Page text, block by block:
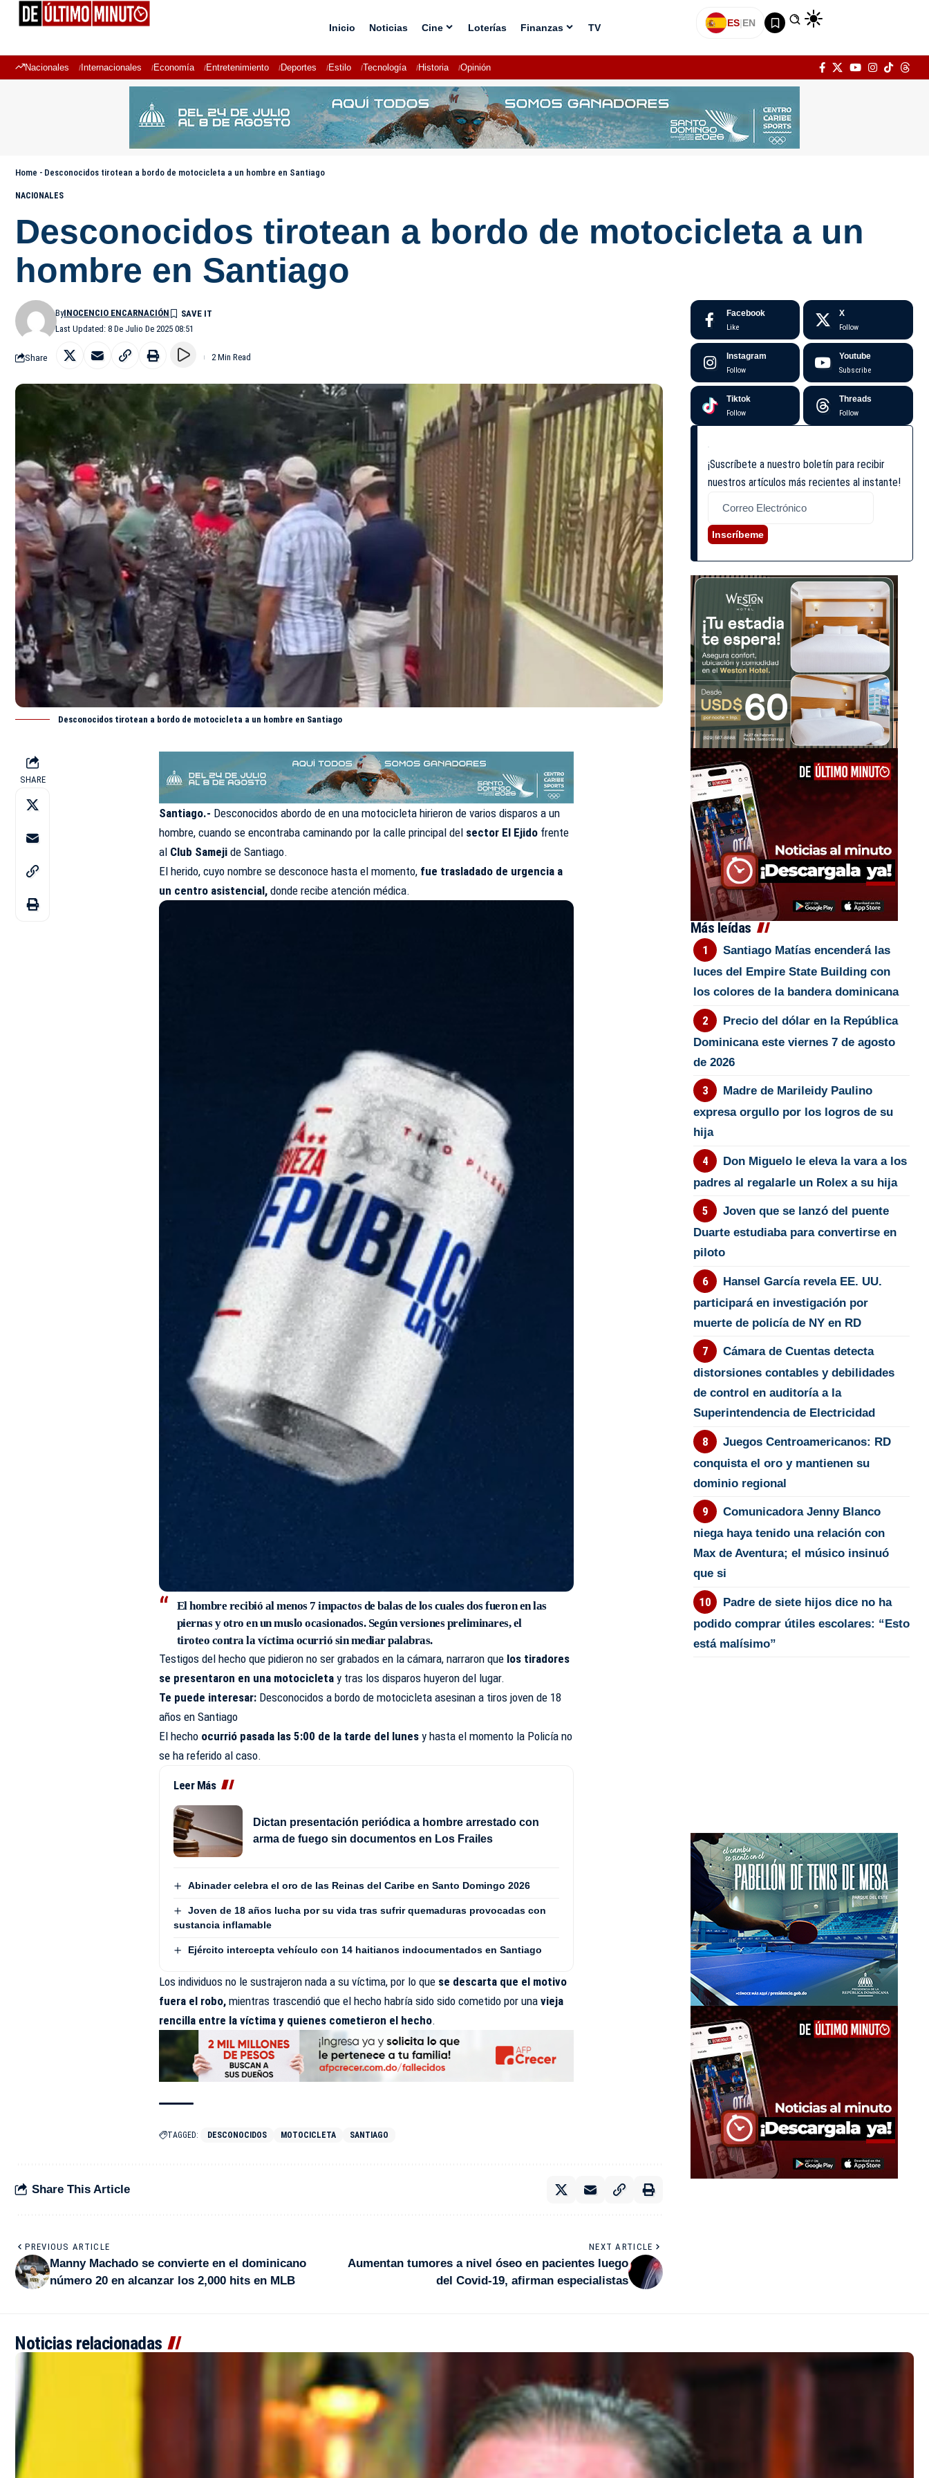
Inicio Noticias Cine Loterías Finanzas TV ES|EN
Nacionales Internacionales Economía Entretenimiento Deportes Estilo Tecnología Historia Opinión
Home - Desconocidos tirotean a bordo de motocicleta a un hombre en Santiago
NACIONALES
Desconocidos tirotean a bordo de motocicleta a un
hombre en Santiago
Last Updated: 8 De Julio De 2025 08:51
ByINOCENCIO ENCARNACIÓN
Share 2 Min Read
Desconocidos tirotean a bordo de motocicleta a un hombre en Santiago
SHARE
Santiago.- Desconocidos abordo de en una motocicleta hirieron de varios disparos a un
hombre, cuando se encontraba caminando por la calle principal del sector El Ejido frente
al Club Sameji de Santiago.
El herido, cuyo nombre se desconoce hasta el momento, fue trasladado de urgencia a
un centro asistencial, donde recibe atención médica.
El hombre recibió al menos 7 impactos de balas de los cuales dos fueron en las
piernas y otro en un muslo ocasionados. Según versiones preliminares, el
tiroteo contra la víctima ocurrió sin mediar palabras.
Testigos del hecho que pidieron no ser grabados en la cámara, narraron que los tiradores
se presentaron en una motocicleta y tras los disparos huyeron del lugar.
Te puede interesar: Desconocidos a bordo de motocicleta asesinan a tiros joven de 18
años en Santiago
El hecho ocurrió pasada las 5:00 de la tarde del lunes y hasta el momento la Policía no
se ha referido al caso.
Leer Más
Dictan presentación periódica a hombre arrestado con
arma de fuego sin documentos en Los Frailes
Abinader celebra el oro de las Reinas del Caribe en Santo Domingo 2026
Joven de 18 años lucha por su vida tras sufrir quemaduras provocadas con
sustancia inflamable
Ejército intercepta vehículo con 14 haitianos indocumentados en Santiago
Los individuos no le sustrajeron nada a su víctima, por lo que se descarta que el motivo
fuera el robo,mientras trascendió que el hecho habría sido sido cometido por una vieja
rencilla entre la víctima y quienes cometieron el hecho.
TAGGED: DESCONOCIDOS MOTOCICLETA SANTIAGO
Share This Article
PREVIOUS ARTICLE
Manny Machado se convierte en el dominicano
número 20 en alcanzar los 2,000 hits en MLB
NEXT ARTICLE
Aumentan tumores a nivel óseo en pacientes luego
del Covid-19, afirman especialistas
Facebook
Like
X
Follow
Instagram
Follow
Youtube
Subscribe
Tiktok
Follow
Threads
Follow
¡Suscríbete a nuestro boletín para recibir
nuestros artículos más recientes al instante!
Inscríbeme
Más leídas
Santiago Matías encenderá las
luces del Empire State Building con
los colores de la bandera dominicana
Precio del dólar en la República
Dominicana este viernes 7 de agosto
de 2026
Madre de Marileidy Paulino
expresa orgullo por los logros de su
hija
Don Miguelo le eleva la vara a los
padres al regalarle un Rolex a su hija
Joven que se lanzó del puente
Duarte estudiaba para convertirse en
piloto
Hansel García revela EE. UU.
participará en investigación por
muerte de policía de NY en RD
Cámara de Cuentas detecta
distorsiones contables y debilidades
de control en auditoría a la
Superintendencia de Electricidad
Juegos Centroamericanos: RD
conquista el oro y mantienen su
dominio regional
Comunicadora Jenny Blanco
niega haya tenido una relación con
Max de Aventura; el músico insinuó
que si
Padre de siete hijos dice no ha
podido comprar útiles escolares: “Esto
está malísimo”
Noticias relacionadas